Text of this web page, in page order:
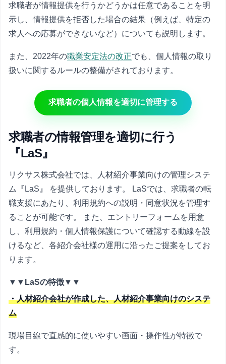
求職者が情報提供を行うかどうかは任意であることを明
示し、情報提供を拒否した場合の結果（例えば、特定の
求人への応募ができないなど）についても説明します。
また、2022年の職業安定法の改正でも、個人情報の取り
扱いに関するルールの整備がされております。
求職者の個人情報を適切に管理する
求職者の情報管理を適切に行う
『LaS』
リクサス株式会社では、人材紹介事業向けの管理システ
ム『LaS』 を提供しております。 LaSでは、求職者の転
職支援にあたり、利用規約への説明・同意状況を管理す
ることが可能です。 また、エントリーフォームを用意
し、利用規約・個人情報保護について確認する動線を設
けるなど、各紹介会社様の運用に沿ったご提案をしてお
ります。
▼▼LaSの特徴▼▼
・人材紹介会社が作成した、人材紹介事業向けのシステ
ム
現場目線で直感的に使いやすい画面・操作性が特徴で
す。